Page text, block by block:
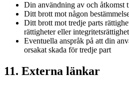
Din användning av och åtkomst
Ditt brott mot någon
Ditt brott mot tredje parts
rättigheter eller
Eventuella anspråk på att din
orsakat skada för tredje part
11. Externa länkar